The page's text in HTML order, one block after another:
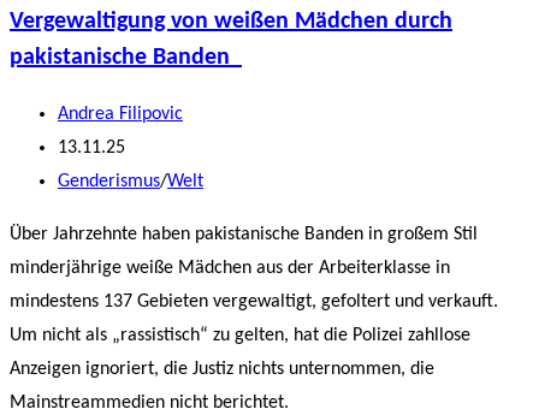
Vergewaltigung von weißen Mädchen durch
pakistanische Banden
Beitrags-
Autor:
Andrea Filipovic
Beitrag
veröffentlicht:
13.11.25
Beitrags-
Genderismus/Welt
Über Jahrzehnte haben pakistanische Banden in großem Stil
minderjährige weiße Mädchen aus der Arbeiterklasse in
mindestens 137 Gebieten vergewaltigt, gefoltert und verkauft.
Um nicht als „rassistisch“ zu gelten, hat die Polizei zahllose
Anzeigen ignoriert, die Justiz nichts unternommen, die
Mainstreammedien nicht berichtet.